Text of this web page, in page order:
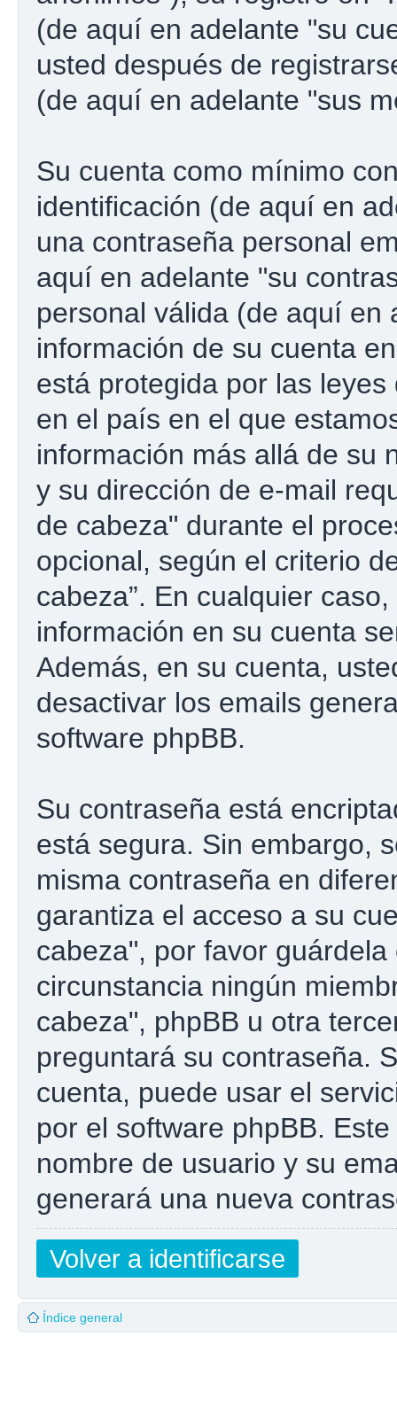
(de aquí en adelante "su
usted después de
(de aquí en adelante "sus
Su cuenta como mínimo
identificación (de aquí en
una contraseña personal
aquí en adelante "su
personal válida (de aquí en
información de su cuenta
está protegida por las
en el país en el que
información más allá de su
y su dirección de e-mail
de cabeza" durante el
opcional, según el criterio
cabeza”. En cualquier
información en su cuenta
Además, en su cuenta,
desactivar los emails
software phpBB.
Su contraseña está
está segura. Sin embargo,
misma contraseña en
garantiza el acceso a su
cabeza", por favor
circunstancia ningún
cabeza", phpBB u otra
preguntará su contraseña.
cuenta, puede usar el
por el software phpBB.
nombre de usuario y su
generará una nueva
Volver a identificarse
Índice general